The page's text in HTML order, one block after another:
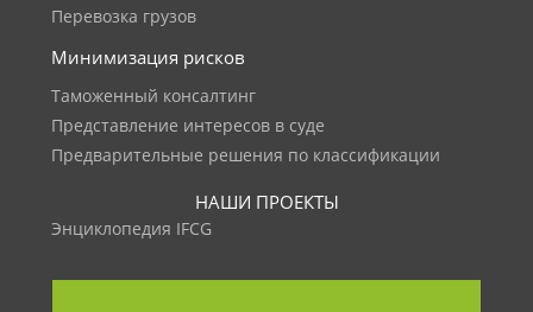
Перевозка грузов
Минимизация рисков
Таможенный консалтинг
Представление интересов в суде
Предварительные решения по классификации
НАШИ ПРОЕКТЫ
Энциклопедия IFCG